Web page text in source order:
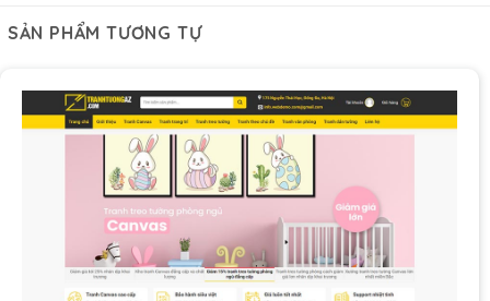
SẢN PHẨM TƯƠNG TỰ